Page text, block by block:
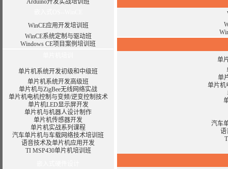
Arduino开发实战培训班
WinCE应用开发培训班
WinCE系统定制与驱动班
Windows CE项目案例培训班
单片机系统开发初级和中级班
单片机系统开发高级班
单片机与ZigBee无线网络实战
单片机电机控制与变频/逆变控制技术
单片机LED显示屏开发
单片机与机器人设计制作
单片机传感器开发
单片机实战系列课程
汽车单片机与车载网络技术培训班
语音技术及单片机应用开发
TI MSP430单片机培训班
单
单
单片机
汽车
语